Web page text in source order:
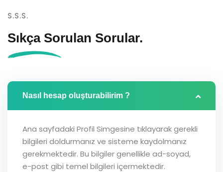
S.S.S.
Sıkça Sorulan Sorular.
Nasıl hesap oluşturabilirim ?
Ana sayfadaki Profil Simgesine tıklayarak gerekli
bilgileri doldurmanız ve sisteme kaydolmanız
gerekmektedir. Bu bilgiler genellikle ad-soyad,
e-post gibi temel bilgileri içermektedir.